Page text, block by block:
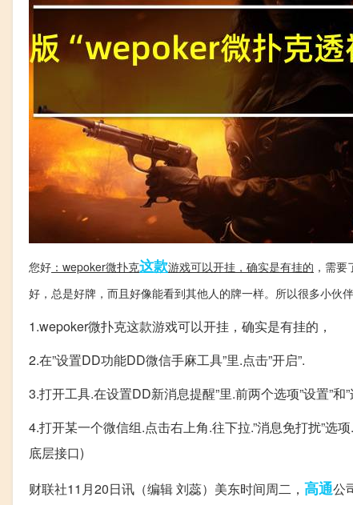
您好 ：wepoker微扑克这款游戏可以开挂，确实是有挂的 ，需要
好，总是好牌，而且好像能看到其他人的牌一样。所以很多小伙
1.wepoker微扑克这款游戏可以开挂，确实是有挂的，
2.在”设置DD功能DD微信手麻工具”里.点击”开启”.
3.打开工具.在设置DD新消息提醒”里.前两个选项”设置”
4.打开某一个微信组.点击右上角.往下拉.”消息免打扰”选
底层接口)
财联社11月20日讯（编辑 刘蕊）美东时间周二， 高通公